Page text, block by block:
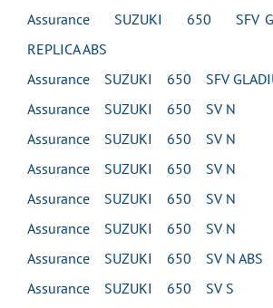
Assurance SUZUKI 650 SFV
REPLICA ABS
Assurance SUZUKI 650 SFV
Assurance SUZUKI 650 SV N
Assurance SUZUKI 650 SV N
Assurance SUZUKI 650 SV N
Assurance SUZUKI 650 SV N
Assurance SUZUKI 650 SV N
Assurance SUZUKI 650 SV N ABS
Assurance SUZUKI 650 SV S